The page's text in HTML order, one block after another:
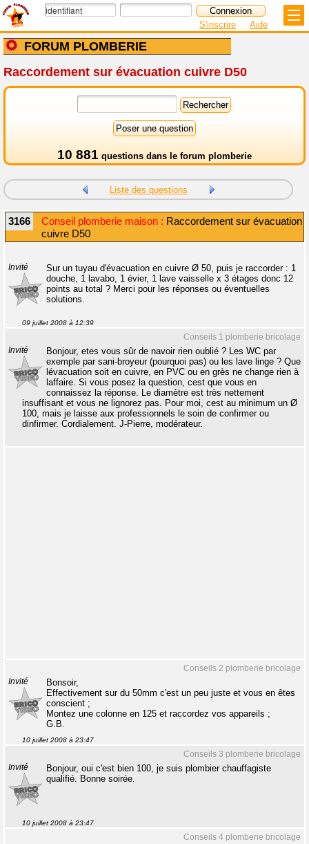
FORUM PLOMBERIE
S'inscrire Aide
Raccordement sur évacuation cuivre D50
10 881 questions dans le forum plomberie
Liste des questions
3166 Conseil plomberie maison : Raccordement sur évacuation
cuivre D50
Invité
Sur un tuyau d'évacuation en cuivre Ø 50, puis je raccorder : 1
douche, 1 lavabo, 1 évier, 1 lave vaisselle x 3 étages donc 12
points au total ? Merci pour les réponses ou éventuelles
solutions.
09 juillet 2008 à 12:39
Conseils 1 plomberie bricolage
Invité
Bonjour, etes vous sûr de navoir rien oublié ? Les WC par
exemple par sani-broyeur (pourquoi pas) ou les lave linge ? Que
lévacuation soit en cuivre, en PVC ou en grès ne change rien à
laffaire. Si vous posez la question, cest que vous en
connaissez la réponse. Le diamètre est très nettement
insuffisant et vous ne lignorez pas. Pour moi, cest au minimum un Ø
100, mais je laisse aux professionnels le soin de confirmer ou
dinfirmer. Cordialement. J-Pierre, modérateur.
Conseils 2 plomberie bricolage
Invité
Bonsoir,
Effectivement sur du 50mm c'est un peu juste et vous en êtes
conscient ;
Montez une colonne en 125 et raccordez vos appareils ;
G.B.
10 juillet 2008 à 23:47
Conseils 3 plomberie bricolage
Invité
Bonjour, oui c'est bien 100, je suis plombier chauffagiste
qualifié. Bonne soirée.
10 juillet 2008 à 23:47
Conseils 4 plomberie bricolage